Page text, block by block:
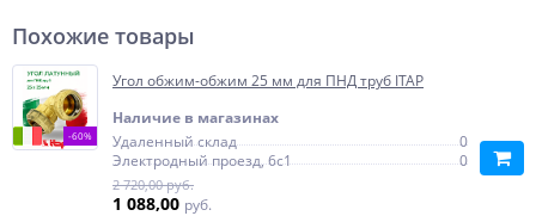
Похожие товары
-60%
Угол обжим-обжим 25 мм для ПНД труб ITAP
Наличие в магазинах
Удаленный склад
0
Электродный проезд, 6с1
0
2 720,00 руб.
1 088,00 руб.